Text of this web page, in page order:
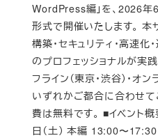
WordPress編」を、2026年6
形式で開催いたします。 本
構築・セキュリティ・高速化
のプロフェッショナルが実
フライン（東京・渋谷）・オ
いずれかご都合に合わせて
費は無料です。 ■イベント
日（土） 本編 13:00〜